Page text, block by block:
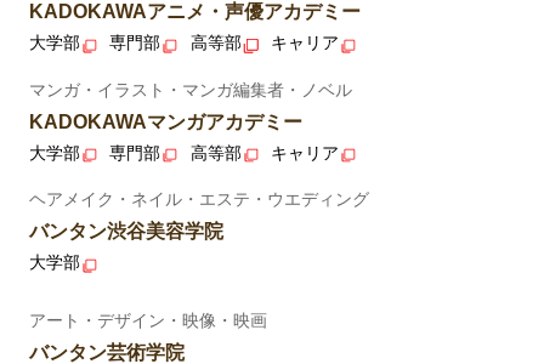
KADOKAWAアニメ・声優アカデミー
大学部 専門部 高等部 キャリア
マンガ・イラスト・マンガ編集者・ノベル
KADOKAWAマンガアカデミー
大学部 専門部 高等部 キャリア
ヘアメイク・ネイル・エステ・ウエディング
バンタン渋谷美容学院
大学部
アート・デザイン・映像・映画
バンタン芸術学院